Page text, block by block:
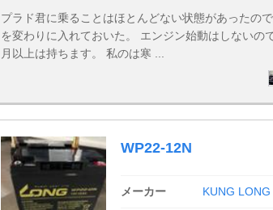
プラド君に乗ることはほとんどない状態があったの
を変わりに入れておいた。 エンジン始動はしないの
月以上は持ちます。 私のは寒 ...
WP22-12N
メーカー KUNG